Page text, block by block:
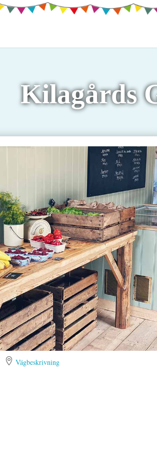
Kilagårds
 Vägbeskrivning